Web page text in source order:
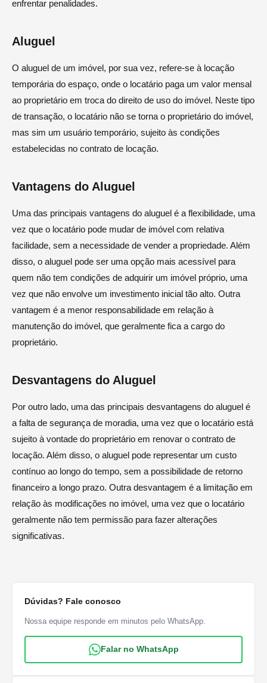
enfrentar penalidades.
Aluguel
O aluguel de um imóvel, por sua vez, refere-se à locação
temporária do espaço, onde o locatário paga um valor mensal
ao proprietário em troca do direito de uso do imóvel. Neste tipo
de transação, o locatário não se torna o proprietário do imóvel,
mas sim um usuário temporário, sujeito às condições
estabelecidas no contrato de locação.
Vantagens do Aluguel
Uma das principais vantagens do aluguel é a flexibilidade, uma
vez que o locatário pode mudar de imóvel com relativa
facilidade, sem a necessidade de vender a propriedade. Além
disso, o aluguel pode ser uma opção mais acessível para
quem não tem condições de adquirir um imóvel próprio, uma
vez que não envolve um investimento inicial tão alto. Outra
vantagem é a menor responsabilidade em relação à
manutenção do imóvel, que geralmente fica a cargo do
proprietário.
Desvantagens do Aluguel
Por outro lado, uma das principais desvantagens do aluguel é
a falta de segurança de moradia, uma vez que o locatário está
sujeito à vontade do proprietário em renovar o contrato de
locação. Além disso, o aluguel pode representar um custo
contínuo ao longo do tempo, sem a possibilidade de retorno
financeiro a longo prazo. Outra desvantagem é a limitação em
relação às modificações no imóvel, uma vez que o locatário
geralmente não tem permissão para fazer alterações
significativas.
Dúvidas? Fale conosco
Nossa equipe responde em minutos pelo WhatsApp.
Falar no WhatsApp